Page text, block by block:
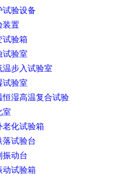
试验设备
装置
试验箱
试验室
温步入试验室
试验室
恒湿高温复合试验
室
老化试验箱
落试验台
振动台
动试验箱